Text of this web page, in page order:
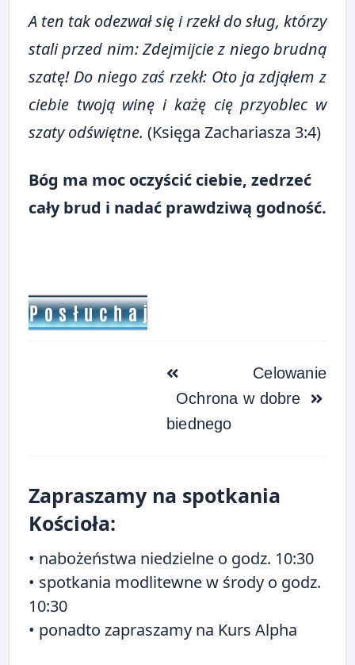
A ten tak odezwał się i rzekł do sług, którzy
stali przed nim: Zdejmijcie z niego brudną
szatę! Do niego zaś rzekł: Oto ja zdjąłem z
ciebie twoją winę i każę cię przyoblec w
szaty odświętne. (Księga Zachariasza 3:4)
Bóg ma moc oczyścić ciebie, zedrzeć
cały brud i nadać prawdziwą godność.
text">Page</span>
Ochrona
biednego
Celowanie
w dobre
Zapraszamy na spotkania
Kościoła:
• nabożeństwa niedzielne o godz. 10:30
• spotkania modlitewne w środy o godz.
10:30
• ponadto zapraszamy na Kurs Alpha